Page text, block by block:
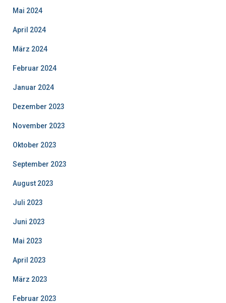
Mai 2024
April 2024
März 2024
Februar 2024
Januar 2024
Dezember 2023
November 2023
Oktober 2023
September 2023
August 2023
Juli 2023
Juni 2023
Mai 2023
April 2023
März 2023
Februar 2023